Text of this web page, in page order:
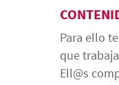
Para ello
que
Ell@s